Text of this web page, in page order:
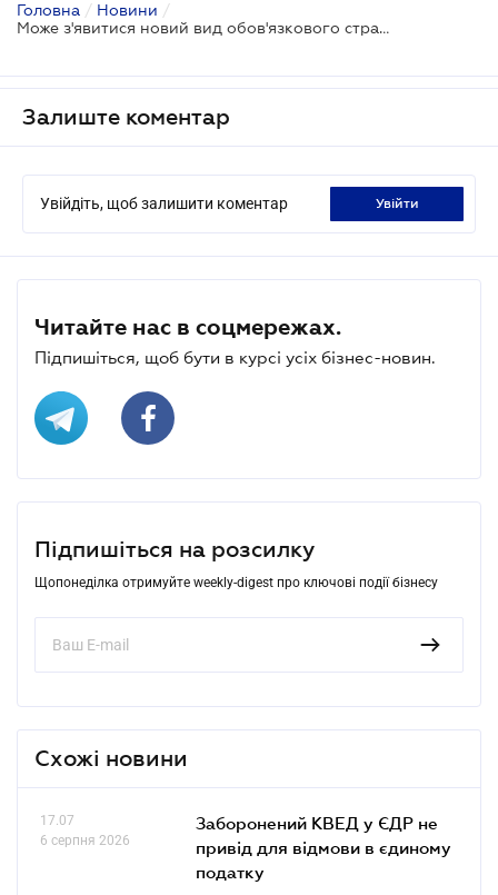
Головна / Новини /
Може з'явитися новий вид обов'язкового страхування цивільної відповідальності
Залиште коментар
Увійдіть, щоб залишити коментар увійти
Читайте нас в соцмережах.
Підпишіться, щоб бути в курсі усіх бізнес-новин.
Підпишіться на розсилку
Щопонеділка отримуйте weekly-digest про ключові події бізнесу
Схожі новини
17.07
6 серпня 2026
Заборонений КВЕД у ЄДР не
привід для відмови в єдиному
податку